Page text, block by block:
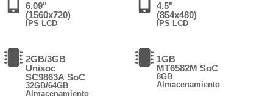
6.09"
(1560x720)
IPS LCD
2GB/3GB
Unisoc
SC9863A SoC
32GB/64GB
Almacenamiento
4.5"
(854x480)
IPS LCD
1GB
MT6582M SoC
8GB
Almacenamiento